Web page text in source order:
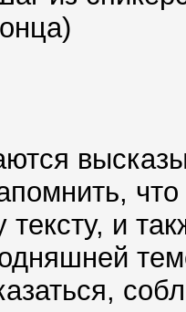
тексту, и